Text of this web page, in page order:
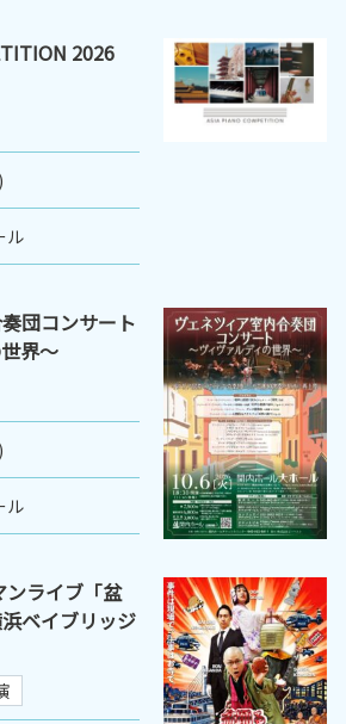
2026
ル
団コンサート
界～
ル
ライブ「盆
ベイブリッジ